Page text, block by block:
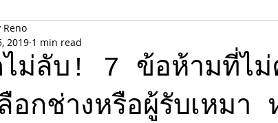
ไม่ลับ! 7 ข้อห้ามที่ไม่
อกช่างหรือผู้รับเหมา
Reno
2019 1 min read